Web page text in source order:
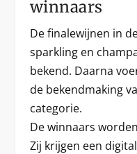
winnaars
De finalewijnen in
sparkling en
bekend. Daarna
de bekendmaking
categorie.
De winnaars
Zij krijgen een